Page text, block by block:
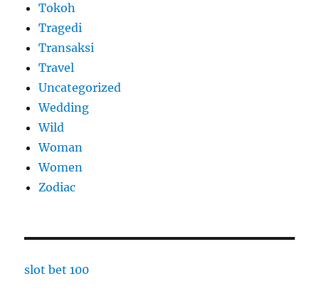
Tokoh
Tragedi
Transaksi
Travel
Uncategorized
Wedding
Wild
Woman
Women
Zodiac
slot bet 100